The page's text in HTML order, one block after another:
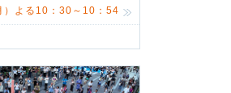
よる10：30～10：54